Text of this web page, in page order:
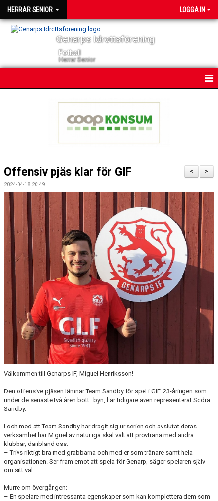
HERRAR SENIOR LOGGA IN
Genarps Idrottsförening
Fotboll
Herrar Senior
TRUPPEN
SERIER
MATCHER
EKEVALLEN IP
DOKUMENT
BILDER
STATISTIK
ÅRSKORT A-LAG 2026
>
<
Offensiv pjäs klar för GIF
2024-04-18 20:49
Välkommen till Genarps IF, Miguel Henriksson!
Den offensive pjäsen lämnar Team Sandby för spel i GIF. 23-åringen som
under de senaste två åren bott i byn, har tidigare även representerat Södra
Sandby.
I och med att Team Sandby har dragit sig ur serien och avslutat deras
verksamhet har Miguel av naturliga skäl valt att provträna med andra
klubbar, däribland oss.
– Trivs riktigt bra med grabbarna och med er som tränare samt hela
organisationen. Ser fram emot att spela för Genarp, säger spelaren själv
om sitt val.
Murre om övergången:
– En spelare med intressanta egenskaper som kan komplettera dem som